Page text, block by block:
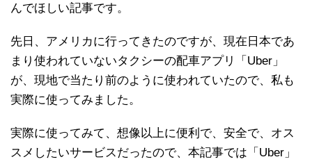
んでほしい記事です。
先日、アメリカに行ってきたのですが、現在日本であ
まり使われていないタクシーの配車アプリ「Uber」
が、現地で当たり前のように使われていたので、私も
実際に使ってみました。
実際に使ってみて、想像以上に便利で、安全で、オス
スメしたいサービスだったので、本記事では「Uber」